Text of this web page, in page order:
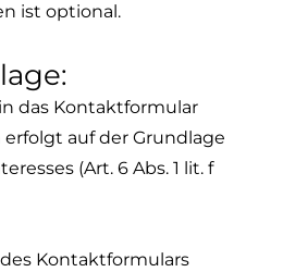
ist optional.
das Kontaktformular
auf der Grundlage
(Art. 6 Abs. 1 lit. f
Kontaktformulars